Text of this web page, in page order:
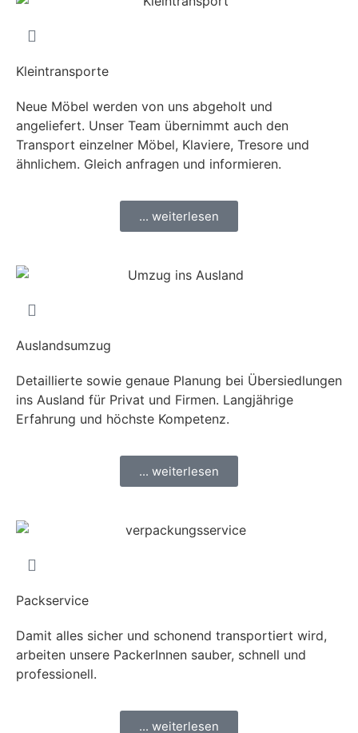
Kleintransporte
Neue Möbel werden von uns abgeholt und
angeliefert. Unser Team übernimmt auch den
Transport einzelner Möbel, Klaviere, Tresore und
ähnlichem. Gleich anfragen und informieren.
... weiterlesen
Auslandsumzug
Detaillierte sowie genaue Planung bei Übersiedlungen
ins Ausland für Privat und Firmen. Langjährige
Erfahrung und höchste Kompetenz.
... weiterlesen
Packservice
Damit alles sicher und schonend transportiert wird,
arbeiten unsere PackerInnen sauber, schnell und
professionell.
... weiterlesen